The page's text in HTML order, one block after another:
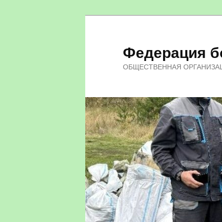
Федерация
ОБЩЕСТВЕННАЯ